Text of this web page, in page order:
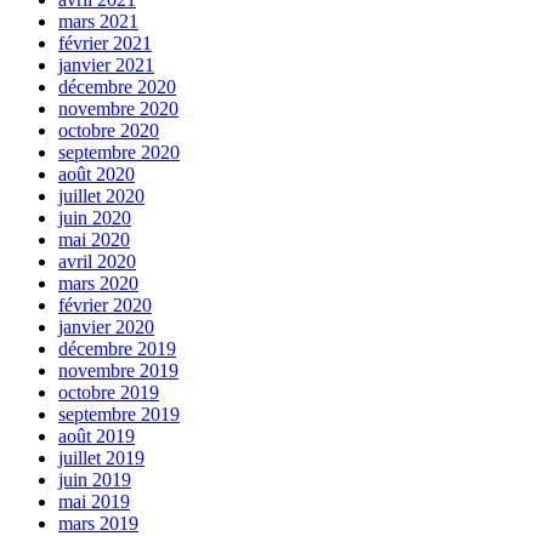
mars 2021
février 2021
janvier 2021
décembre 2020
novembre 2020
octobre 2020
septembre 2020
août 2020
juillet 2020
juin 2020
mai 2020
avril 2020
mars 2020
février 2020
janvier 2020
décembre 2019
novembre 2019
octobre 2019
septembre 2019
août 2019
juillet 2019
juin 2019
mai 2019
mars 2019